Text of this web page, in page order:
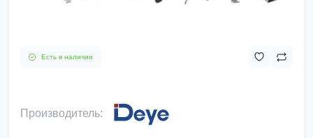
Есть в наличии
Производитель: